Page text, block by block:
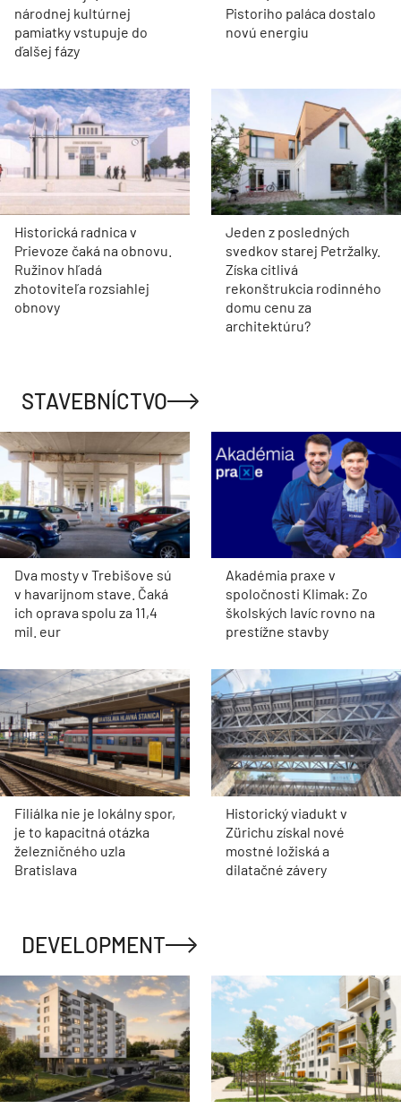
národnej kultúrnej
pamiatky vstupuje do
ďalšej fázy
Pistoriho paláca dostalo
novú energiu
Historická radnica v
Prievoze čaká na obnovu.
Ružinov hľadá
zhotoviteľa rozsiahlej
obnovy
Jeden z posledných
svedkov starej Petržalky.
Získa citlivá
rekonštrukcia rodinného
domu cenu za
architektúru?
STAVEBNÍCTVO
Dva mosty v Trebišove sú
v havarijnom stave. Čaká
ich oprava spolu za 11,4
mil. eur
Akadémia praxe v
spoločnosti Klimak: Zo
školských lavíc rovno na
prestížne stavby
Filiálka nie je lokálny spor,
je to kapacitná otázka
železničného uzla
Bratislava
Historický viadukt v
Zürichu získal nové
mostné ložiská a
dilatačné závery
DEVELOPMENT